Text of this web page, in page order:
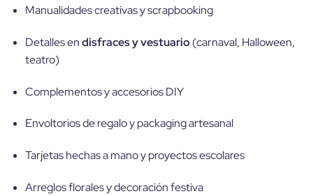
Manualidades creativas y scrapbooking
Detalles endisfraces y vestuario(carnaval, Halloween,
teatro)
Complementos y accesorios DIY
Envoltorios de regalo y packaging artesanal
Tarjetas hechas a mano y proyectos escolares
Arreglos florales y decoración festiva